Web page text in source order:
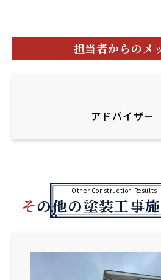
担当者からのメ
アドバイザー
Other Construction Results
その他の塗装工事